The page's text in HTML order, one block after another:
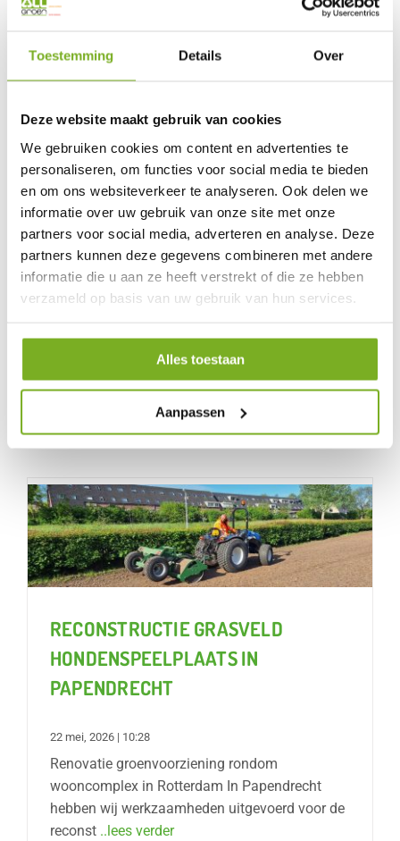
Toestemming Details Over
Deze website maakt gebruik van cookies
We gebruiken cookies om content en advertenties te
personaliseren, om functies voor social media te bieden
en om ons websiteverkeer te analyseren. Ook delen we
informatie over uw gebruik van onze site met onze
partners voor social media, adverteren en analyse. Deze
partners kunnen deze gegevens combineren met andere
informatie die u aan ze heeft verstrekt of die ze hebben
verzameld op basis van uw gebruik van hun services.
Alles toestaan
Aanpassen
We delen trots onze laatste projecten met u. Klik op één
bekijken.
BIGGETJESPARK DORDRECHT
enkele jaren geleden aangelegd met één
duidelijk doel: kinderen laten spelen in
verder
RECONSTRUCTIE GRASVELD
HONDENSPEELPLAATS IN
PAPENDRECHT
22 mei, 2026 | 10:28
Renovatie groenvoorziening rondom
wooncomplex in Rotterdam In Papendrecht
hebben wij werkzaamheden uitgevoerd voor de
reconst..lees verder